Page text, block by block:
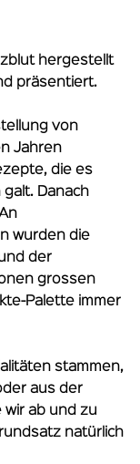
hergestellt
präsentiert.
von
Jahren
die es
Danach
wurden die
der
grossen
Palette immer
stammen,
aus der
wir ab und zu
natürlich